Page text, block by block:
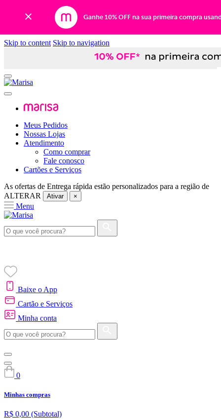
Ganhe 10% OFF na sua primeira compra
Skip to content Skip to navigation
Meus Pedidos
Nossas Lojas
Atendimento
Como comprar
Fale conosco
Cartões e Serviços
As ofertas de Entrega rápida estão personalizados para a região de
ALTERAR
Ativar ×
Menu
Baixe o App
Cartão e Serviços
Minha conta
0
Minhas compras
R$ 0,00 (Subtotal)